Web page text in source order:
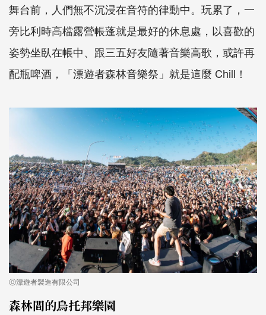
舞台前，人們無不沉浸在音符的律動中。玩累了，一
旁比利時高檔露營帳蓬就是最好的休息處，以喜歡的
姿勢坐臥在帳中、跟三五好友隨著音樂高歌，或許再
配瓶啤酒，「漂遊者森林音樂祭」就是這麼 Chill！
ⓒ漂遊者製造有限公司
森林間的烏托邦樂園